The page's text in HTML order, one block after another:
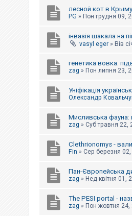
лесной кот в Крыму
PG » Пон грудня 09,
інвазія шакала на
vasyl eger » Вів
генетика вовка.
zag » Пон липня 23,
Уніфікація
Олександр
Мисливська фауна:
zag » Суб травня 22,
Clethrionomys -
Fin » Сер березня
Пан-Європейська
zag » Нед квітня 01,
The PESI portal -
zag » Пон жовтня 24,